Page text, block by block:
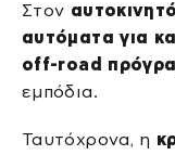
Στον
αυτόματα για
off-road
εμπόδια.
Ταυτόχρονα, η